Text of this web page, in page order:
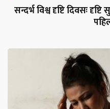
सन्दर्भ विश्व दृष्टि दिवसः